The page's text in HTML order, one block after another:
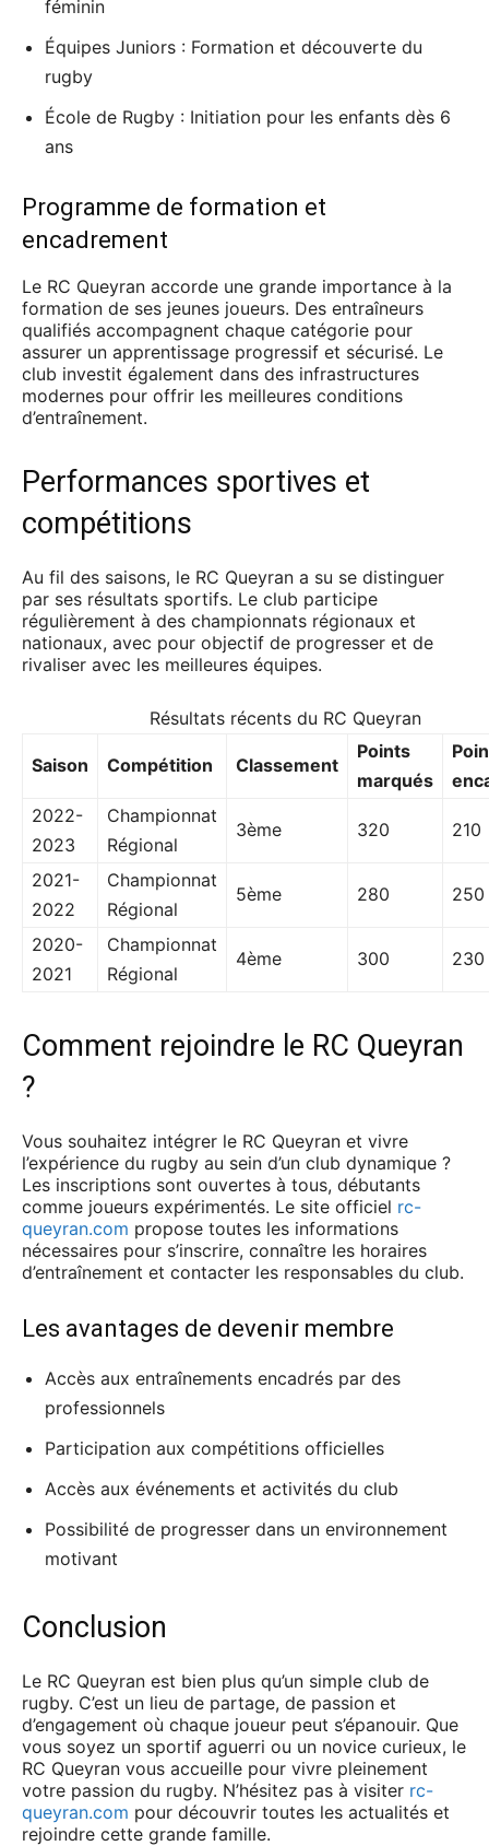
féminin
Équipes Juniors : Formation et découverte du
rugby
École de Rugby : Initiation pour les enfants dès 6
ans
Programme de formation et
encadrement
Le RC Queyran accorde une grande importance à la
formation de ses jeunes joueurs. Des entraîneurs
qualifiés accompagnent chaque catégorie pour
assurer un apprentissage progressif et sécurisé. Le
club investit également dans des infrastructures
modernes pour offrir les meilleures conditions
d’entraînement.
Performances sportives et
compétitions
Au fil des saisons, le RC Queyran a su se distinguer
par ses résultats sportifs. Le club participe
régulièrement à des championnats régionaux et
nationaux, avec pour objectif de progresser et de
rivaliser avec les meilleures équipes.
Résultats récents du RC Queyran
Saison Compétition Classement
Points
marqués
2022-
2023
Championnat
Régional
3ème 320 210
2021-
2022
Championnat
Régional
5ème 280 250
2020-
2021
Championnat
Régional
4ème 300 230
Comment rejoindre le RC Queyran
?
Vous souhaitez intégrer le RC Queyran et vivre
l’expérience du rugby au sein d’un club dynamique ?
Les inscriptions sont ouvertes à tous, débutants
comme joueurs expérimentés. Le site officiel rc-
queyran.com propose toutes les informations
nécessaires pour s’inscrire, connaître les horaires
d’entraînement et contacter les responsables du club.
Les avantages de devenir membre
Accès aux entraînements encadrés par des
professionnels
Participation aux compétitions officielles
Accès aux événements et activités du club
Possibilité de progresser dans un environnement
motivant
Conclusion
Le RC Queyran est bien plus qu’un simple club de
rugby. C’est un lieu de partage, de passion et
d’engagement où chaque joueur peut s’épanouir. Que
vous soyez un sportif aguerri ou un novice curieux, le
RC Queyran vous accueille pour vivre pleinement
votre passion du rugby. N’hésitez pas à visiter rc-
queyran.com pour découvrir toutes les actualités et
rejoindre cette grande famille.